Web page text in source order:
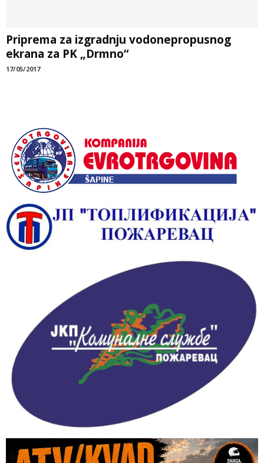
Priprema za izgradnju vodonepropusnog
ekrana za PK „Drmno“
17/05/2017